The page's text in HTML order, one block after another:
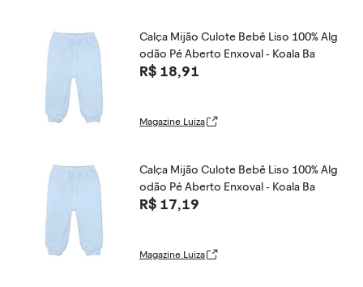
Calça Mijão Culote Bebê Liso 100% Alg
odão Pé Aberto Enxoval - Koala Ba
R$ 18,91
Magazine Luiza
Calça Mijão Culote Bebê Liso 100% Alg
odão Pé Aberto Enxoval - Koala Ba
R$ 17,19
Magazine Luiza